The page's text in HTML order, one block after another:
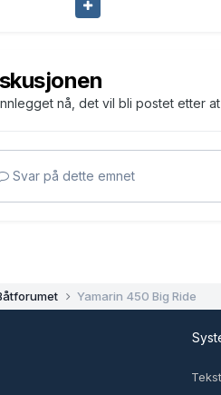
nå, det vil bli postet etter
Svar på dette emnet
Yamarin 450 Big Ride